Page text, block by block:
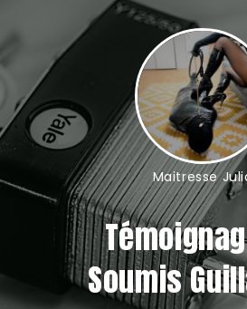
Maitresse
Soumis